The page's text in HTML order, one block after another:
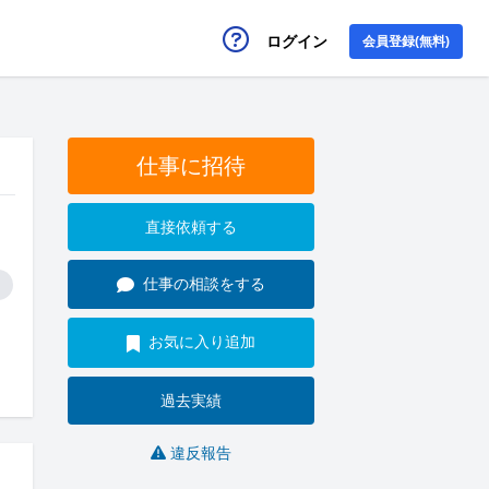
ログイン 会員登録(無料)
仕事に招待
直接依頼する
仕事の相談をする
お気に入り追加
過去実績
違反報告